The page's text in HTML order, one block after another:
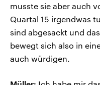
musste sie aber auch
Quartal 15 irgendwas
sind abgesackt und
bewegt sich also in
auch würdigen.